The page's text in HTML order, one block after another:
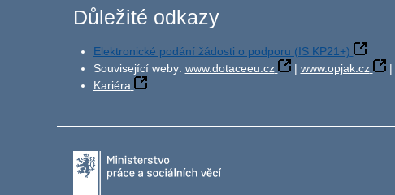
Důležité odkazy
Elektronické podání žádosti o podporu (IS KP21+)
Související weby: www.dotaceeu.cz | www.opjak.cz |
Kariéra